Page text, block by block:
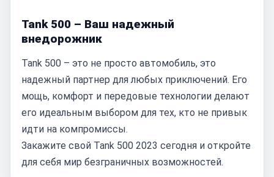
Tank 500 – Ваш надежный
внедорожник
Tank 500 – это не просто автомобиль, это
надежный партнер для любых приключений. Его
мощь, комфорт и передовые технологии делают
его идеальным выбором для тех, кто не привык
идти на компромиссы.
Закажите свой Tank 500 2023 сегодня и откройте
для себя мир безграничных возможностей.